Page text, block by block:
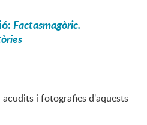
Factasmagòric.
i fotografies d'aquests